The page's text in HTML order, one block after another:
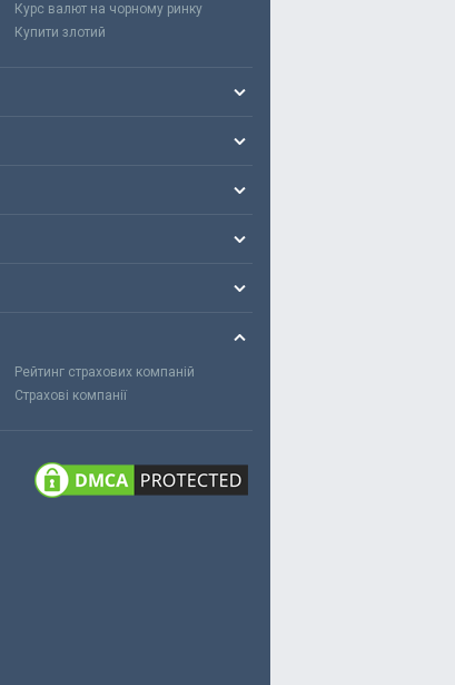
Курс валют на чорному ринку
Купити злотий
Рейтинг страхових компаній
Страхові компанії